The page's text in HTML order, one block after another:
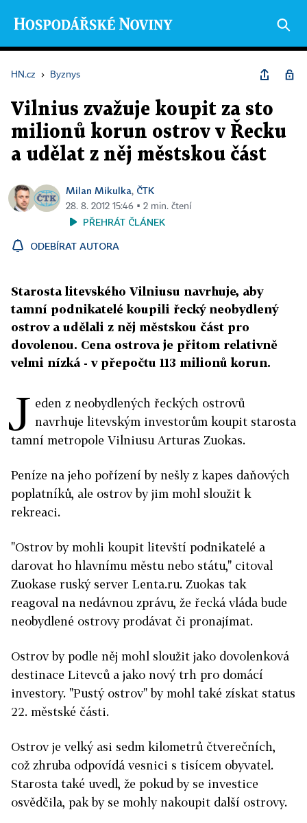
HN.cz › Byznys
Vilnius zvažuje koupit za sto
milionů korun ostrov v Řecku
a udělat z něj městskou část
Milan Mikulka, ČTK
28. 8. 2012 15:46 ▪ 2 min. čtení
PŘEHRÁT ČLÁNEK
ODEBÍRAT AUTORA
Starosta litevského Vilniusu navrhuje, aby
tamní podnikatelé koupili řecký neobydlený
ostrov a udělali z něj městskou část pro
dovolenou. Cena ostrova je přitom relativně
velmi nízká - v přepočtu 113 milionů korun.
J eden z neobydlených řeckých ostrovů
navrhuje litevským investorům koupit starosta
tamní metropole Vilniusu Arturas Zuokas.
Peníze na jeho pořízení by nešly z kapes daňových
poplatníků, ale ostrov by jim mohl sloužit k
rekreaci.
"Ostrov by mohli koupit litevští podnikatelé a
darovat ho hlavnímu městu nebo státu," citoval
Zuokase ruský server Lenta.ru. Zuokas tak
reagoval na nedávnou zprávu, že řecká vláda bude
neobydlené ostrovy prodávat či pronajímat.
Ostrov by podle něj mohl sloužit jako dovolenková
destinace Litevců a jako nový trh pro domácí
investory. "Pustý ostrov" by mohl také získat status
22. městské části.
Ostrov je velký asi sedm kilometrů čtverečních,
což zhruba odpovídá vesnici s tisícem obyvatel.
Starosta také uvedl, že pokud by se investice
osvědčila, pak by se mohly nakoupit další ostrovy.